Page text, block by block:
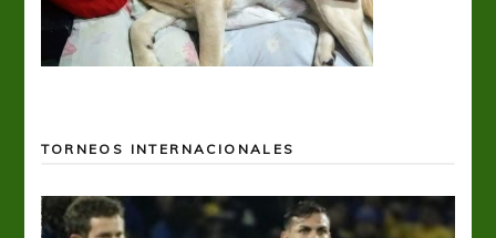
TORNEOS INTERNACIONALES